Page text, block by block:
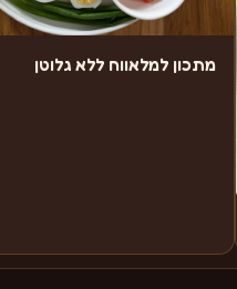
מתכון למלאווח ללא גלוטן